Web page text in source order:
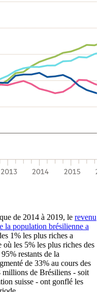
de 2014 à 2019, le revenu
la population brésilienne a
1% les plus riches a
les 5% les plus riches des
restants de la
de 33% au cours des
millions de Brésiliens - soit
suisse - ont gonflé les